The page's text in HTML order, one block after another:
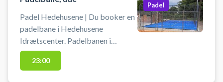
Padel Hedehusene | Du booker en
padelbane i Hedehusene
Idrætscenter. Padelbanen i
Hedenhusene er en udendørs
double padelbane for op til 4
Padel
23:00